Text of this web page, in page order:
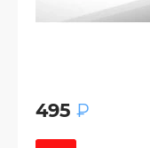
495 ₽